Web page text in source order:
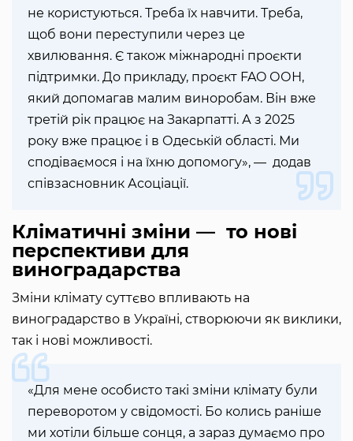
не користуються. Треба їх навчити. Треба,
щоб вони переступили через це
хвилювання. Є також міжнародні проєкти
підтримки. До прикладу, проєкт FAO ООН,
який допомагав малим виноробам. Він вже
третій рік працює на Закарпатті. А з 2025
року вже працює і в Одеській області. Ми
сподіваємося і на їхню допомогу», — додав
співзасновник Асоціації.
Кліматичні зміни — то нові
перспективи для
виноградарства
Зміни клімату суттєво впливають на
виноградарство в Україні, створюючи як виклики,
так і нові можливості.
«Для мене особисто такі зміни клімату були
переворотом у свідомості. Бо колись раніше
ми хотіли більше сонця, а зараз думаємо про